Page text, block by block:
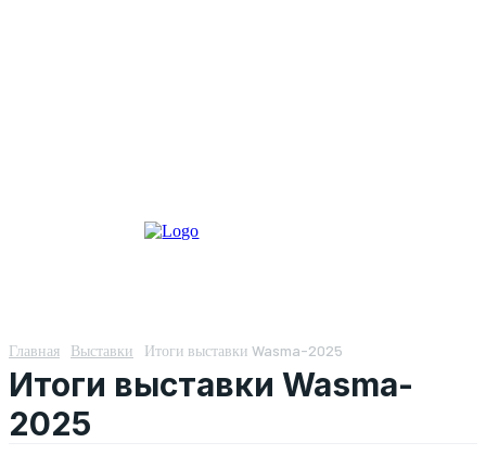
Главная Выставки Итоги выставки Wasma-2025
Итоги выставки Wasma-
2025